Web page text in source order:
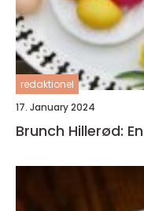
redaktionel
17. January 2024
Brunch Hillerød: